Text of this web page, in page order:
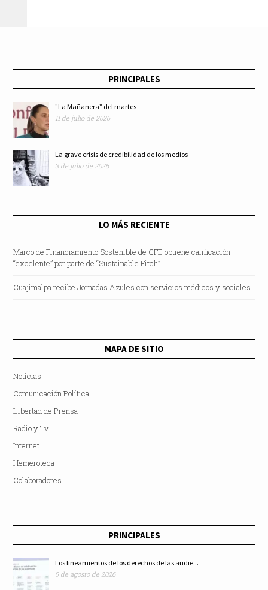
PRINCIPALES
"La Mañanera” del martes
11 de julio de 2026
La grave crisis de credibilidad de los medios
3 de julio de 2026
LO MÁS RECIENTE
Marco de Financiamiento Sostenible de CFE obtiene calificación
“excelente” por parte de “Sustainable Fitch”
Cuajimalpa recibe Jornadas Azules con servicios médicos y sociales
MAPA DE SITIO
Noticias
Comunicación Política
Libertad de Prensa
Radio y Tv
Internet
Hemeroteca
Colaboradores
PRINCIPALES
Los lineamientos de los derechos de las audie...
5 de agosto de 2026